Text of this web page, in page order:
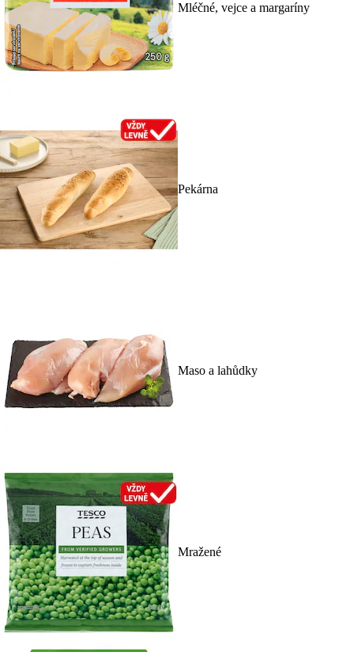
Mléčné, vejce a margaríny
Pekárna
Maso a lahůdky
Mražené